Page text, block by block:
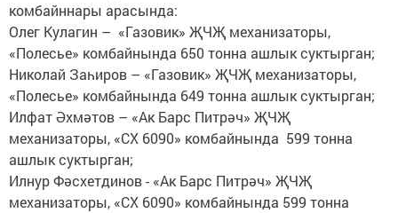
комбайннары арасында:
Олег Кулагин – «Газовик» ҖЧҖ механизаторы,
«Полесье» комбайнында 650 тонна ашлык суктырган;
Николай Заһиров – «Газовик» ҖЧҖ механизаторы,
«Полесье» комбайнында 649 тонна ашлык суктырган;
Илфат Әхмәтов – «Ак Барс Питрәч» ҖЧҖ
механизаторы, «СХ 6090» комбайнында 599 тонна
ашлык суктырган;
Илнур Фәсхетдинов - «Ак Барс Питрәч» ҖЧҖ
механизаторы, «СХ 6090» комбайнында 599 тонна